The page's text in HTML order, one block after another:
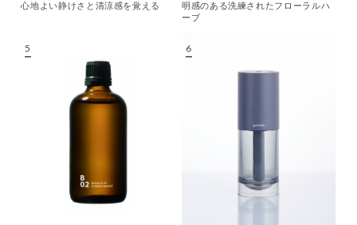
心地よい静けさと清涼感を覚える
明感のある洗練されたフローラルハ
ーブ